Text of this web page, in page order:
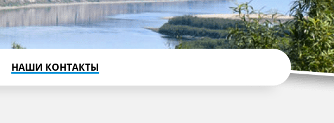
НАШИ КОНТАКТЫ